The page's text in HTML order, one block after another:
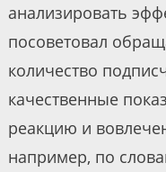
анализировать
посоветовал
количество
качественные
реакцию и
например, по